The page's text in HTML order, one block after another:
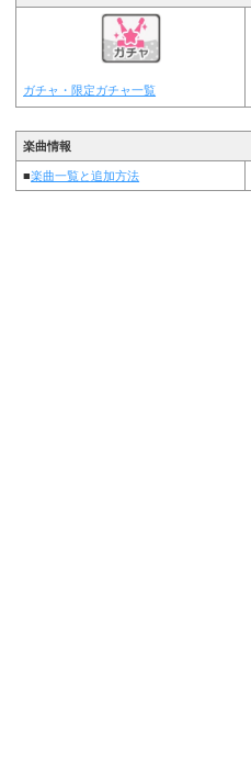
ガチャ・限定ガチャ一覧
楽曲情報
■楽曲一覧と追加方法